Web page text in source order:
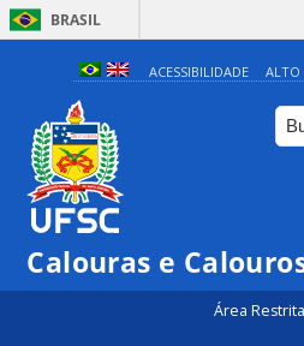
BRASIL
ACESSIBILIDADE ALTO
Calouras e
Área Restrita